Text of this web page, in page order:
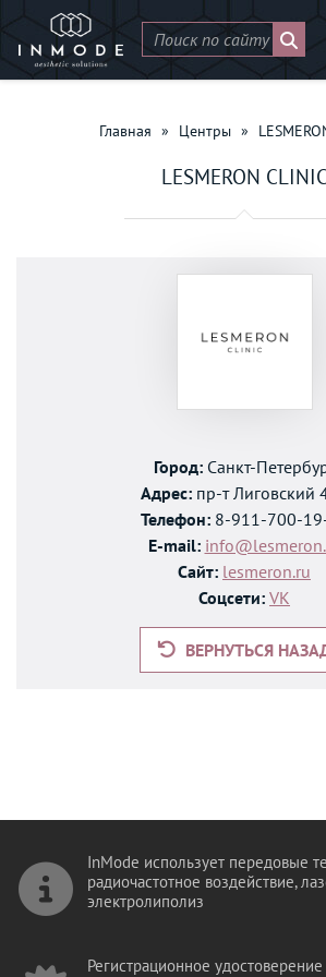
Главная » Центры »
LESMERON CLINIC
Город:Санкт-
Адрес:пр-т Лиговский
Телефон:8-911-700-
E-mail:
Сайт: lesmeron.ru
Соцсети: VK
ВЕРНУТЬСЯ
InMode использует передовые
радиочастотное воздействие,
электролиполиз
Регистрационное